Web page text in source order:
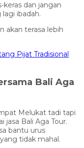
keras dan jangan
ibadah.
akan terasa lebih
Pijat Tradisional
Bali Aga
Melukat tadi tapi
jasa Bali Aga Tour.
bantu urus
tidak mahal.